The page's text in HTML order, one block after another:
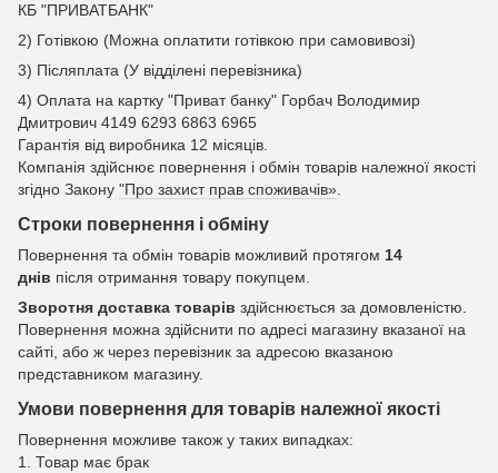
КБ "ПРИВАТБАНК"
2) Готівкою (Можна оплатити готівкою при самовивозі)
3) Післяплата (У відділені перевізника)
4) Оплата на картку "Приват банку" Горбач Володимир
Дмитрович 4149 6293 6863 6965
Гарантія від виробника 12 місяців.
Компанія здійснює повернення і обмін товарів належної якості
згідно Закону "Про захист прав споживачів».
Строки повернення і обміну
Повернення та обмін товарів можливий протягом 14
днів після отримання товару покупцем.
Зворотня доставка товарів здійснюється за домовленістю.
Повернення можна здійснити по адресі магазину вказаної на
сайті, або ж через перевізник за адресою вказаною
представником магазину.
Умови повернення для товарів належної якості
Повернення можливе також у таких випадках:
1. Товар має брак